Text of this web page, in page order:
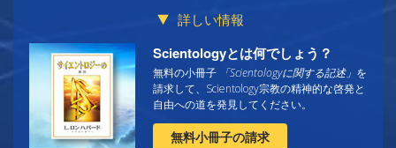
詳しい情報
Scientologyとは何でしょう？
無料の小冊子 「Scientologyに関する記述」 を
請求して、Scientology宗教の精神的な啓発と
自由への道を発見してください。
無料小冊子の請求